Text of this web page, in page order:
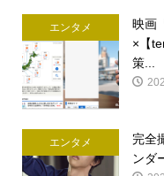
エンタメ
映画
×【
策...
エンタメ
完全
ンダ